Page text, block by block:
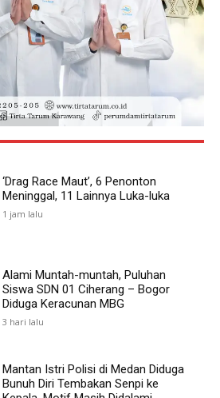
‘Drag Race Maut’, 6 Penonton
Meninggal, 11 Lainnya Luka-luka
1 jam lalu
Alami Muntah-muntah, Puluhan
Siswa SDN 01 Ciherang – Bogor
Diduga Keracunan MBG
3 hari lalu
Mantan Istri Polisi di Medan Diduga
Bunuh Diri Tembakan Senpi ke